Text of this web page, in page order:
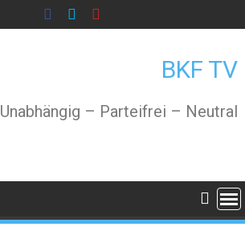
BKF TV
Unabhängig – Parteifrei – Neutral